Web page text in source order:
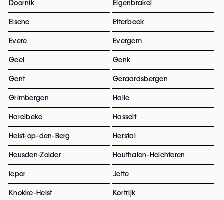
Doornik Eigenbrakel
Elsene Etterbeek
Evere Evergem
Geel Genk
Gent Geraardsbergen
Grimbergen Halle
Harelbeke Hasselt
Heist-op-den-Berg Herstal
Heusden-Zolder Houthalen-Helchteren
Ieper Jette
Knokke-Heist Kortrijk